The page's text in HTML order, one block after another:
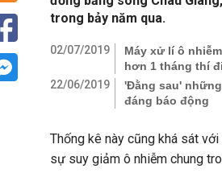
trong bảy năm qua.
02/07/2019
Máy xử lí ô
hơn 1 tháng thí
22/06/2019
'Đằng sau'
đáng báo động
Thống kê này cũng khá sát
sự suy giảm ô nhiễm chung